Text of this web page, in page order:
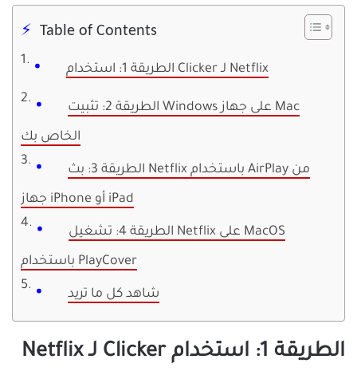
Table of Contents
الطريقة 1: استخدام Clicker لـ Netflix
الطريقة 2: تثبيت Windows على جهاز Mac
الخاص بك
الطريقة 3: بث Netflix باستخدام AirPlay من
جهاز iPhone أو iPad
الطريقة 4: تشغيل Netflix على MacOS
باستخدام PlayCover
شاهد كل ما تريد
الطريقة 1: استخدام Clicker لـ Netflix